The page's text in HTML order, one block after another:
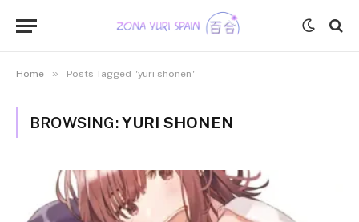
Home » Posts Tagged "yuri shonen"
BROWSING:YURI SHONEN